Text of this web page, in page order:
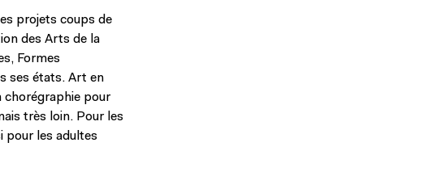
projets coups de
des Arts de la
Formes
ses états. Art en
chorégraphie pour
très loin. Pour les
pour les adultes